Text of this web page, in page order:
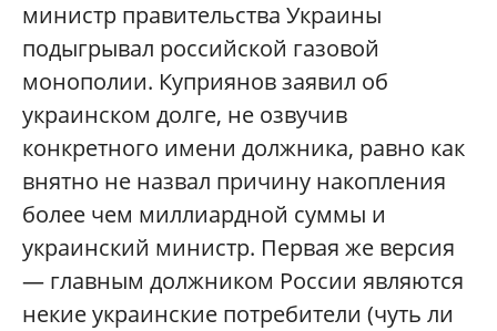
министр правительства Украины
подыгрывал российской газовой
монополии. Куприянов заявил об
украинском долге, не озвучив
конкретного имени должника, равно как
внятно не назвал причину накопления
более чем миллиардной суммы и
украинский министр. Первая же версия
— главным должником России являются
некие украинские потребители (чуть ли